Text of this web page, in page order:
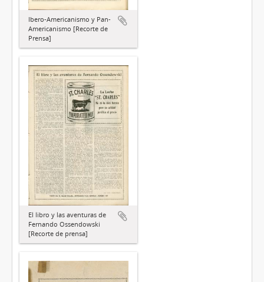
Ibero-Americanismo y Pan-
Americanismo [Recorte de
Prensa]
El libro y las aventuras de
Fernando Ossendowski
[Recorte de prensa]